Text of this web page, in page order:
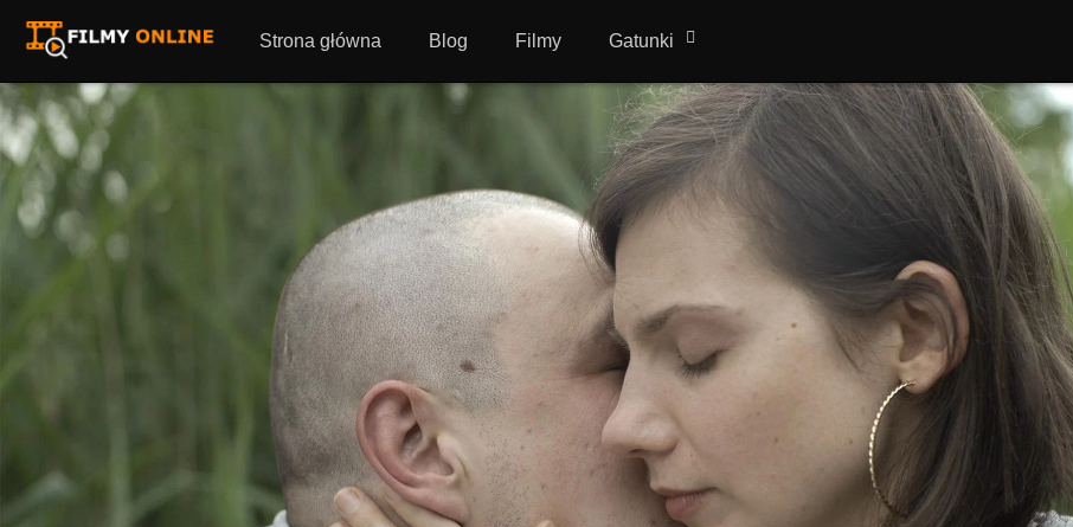
Strona główna Blog Filmy Gatunki